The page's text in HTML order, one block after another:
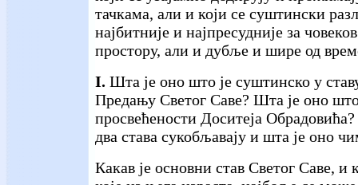
тачкама, али и који се суштински
најбитније и најпресудније за
простору, али и дубље и шире од
I. Шта је оно што је суштинско у
Предању Светог Саве? Шта је оно
просвећености Доситеја
два става сукобљавају и шта је оно
Какав је основни став Светог Саве, и